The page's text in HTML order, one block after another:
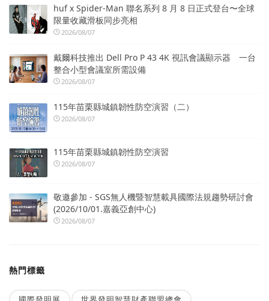
huf x Spider-Man 聯名系列 8 月 8 日正式登台〜全球
限量收藏滑板同步亮相
2026/08/07
戴爾科技推出 Dell Pro P 43 4K 視訊會議顯示器 一台
整合小型會議室所需設備
2026/08/07
115年苗栗縣城鎮韌性防空演習（二）
2026/08/07
115年苗栗縣城鎮韌性防空演習
2026/08/07
敬邀參加 - SGS無人機暨智慧載具國際法規趨勢研討會
(2026/10/01.嘉義亞創中心)
2026/08/07
熱門標籤